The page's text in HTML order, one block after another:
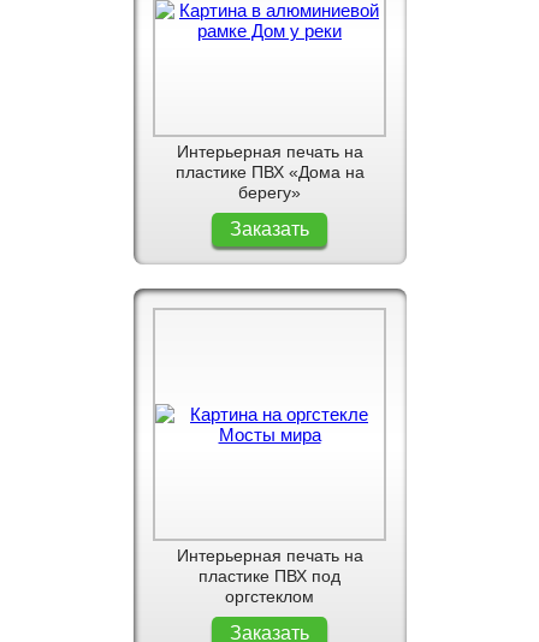
Интерьерная печать на
пластике ПВХ «Дома на
берегу»
Заказать
Интерьерная печать на
пластике ПВХ под
оргстеклом
Заказать